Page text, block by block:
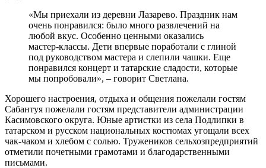
«Мы приехали из деревни Лазарево. Праздник нам
очень понравился: было много развлечений на
любой вкус. Особенно ценными оказались
мастер‑классы. Дети впервые поработали с глиной
под руководством мастера и слепили чашки. Еще
понравился концерт и татарские сладости, которые
мы попробовали», – говорит Светлана.
Хорошего настроения, отдыха и общения пожелали гостям
Сабантуя пожелали гостям представители администрации
Касимовского округа. Юные артистки из села Подлипки в
татарском и русском национальных костюмах угощали всех
чак-чаком и хлебом с солью. Тружеников сельхозпредприятий
отметили почетными грамотами и благодарственными
письмами.